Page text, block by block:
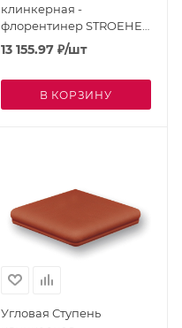
клинкерная -
флорентинер STROEHER
Keraplatte Asar Maro
13 155.97₽/шт
В КОРЗИНУ
Угловая Ступень